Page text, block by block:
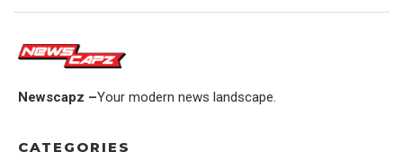
Newscapz –Your modern news landscape.
CATEGORIES